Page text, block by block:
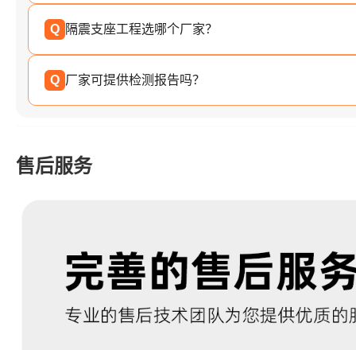
Q 隔震支座工程选哪个厂家？
Q 厂家可提供检测报告吗？
售后服务